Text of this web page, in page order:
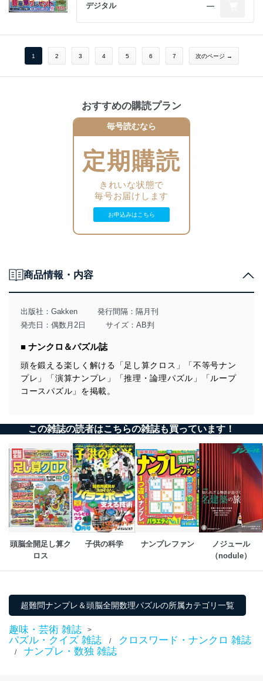
デジタル ―
1 2 3 4 5 6 7 次のページ →
おすすめの購読プラン
毎号読むなら
定期購読
きれいな状態で
毎号お届けします
お申込みはこちら
商品情報・内容
出版社： Gakken
発行間隔：隔月刊
発売日：偶数月2日
サイズ：AB判
■ ナンクロ＆パズル誌
頭を鍛える楽しく解ける「足し算クロス」「不等号ナン
プレ」「演算ナンプレ」「推理・論理パズル」「ループ
コースパズル」を掲載。
この雑誌の読者はこちらの雑誌も買っています！
頭脳全開足し算ク
ロス
子供の科学 ナンプレファン
ノジュール
（nodule）
超難問ナンプレ＆頭脳全開数理パズルの所属カテゴリ一覧
趣味・芸術 雑誌 >
パズル・クイズ 雑誌 / クロスワード・ナンクロ 雑誌
/ ナンプレ・数独 雑誌